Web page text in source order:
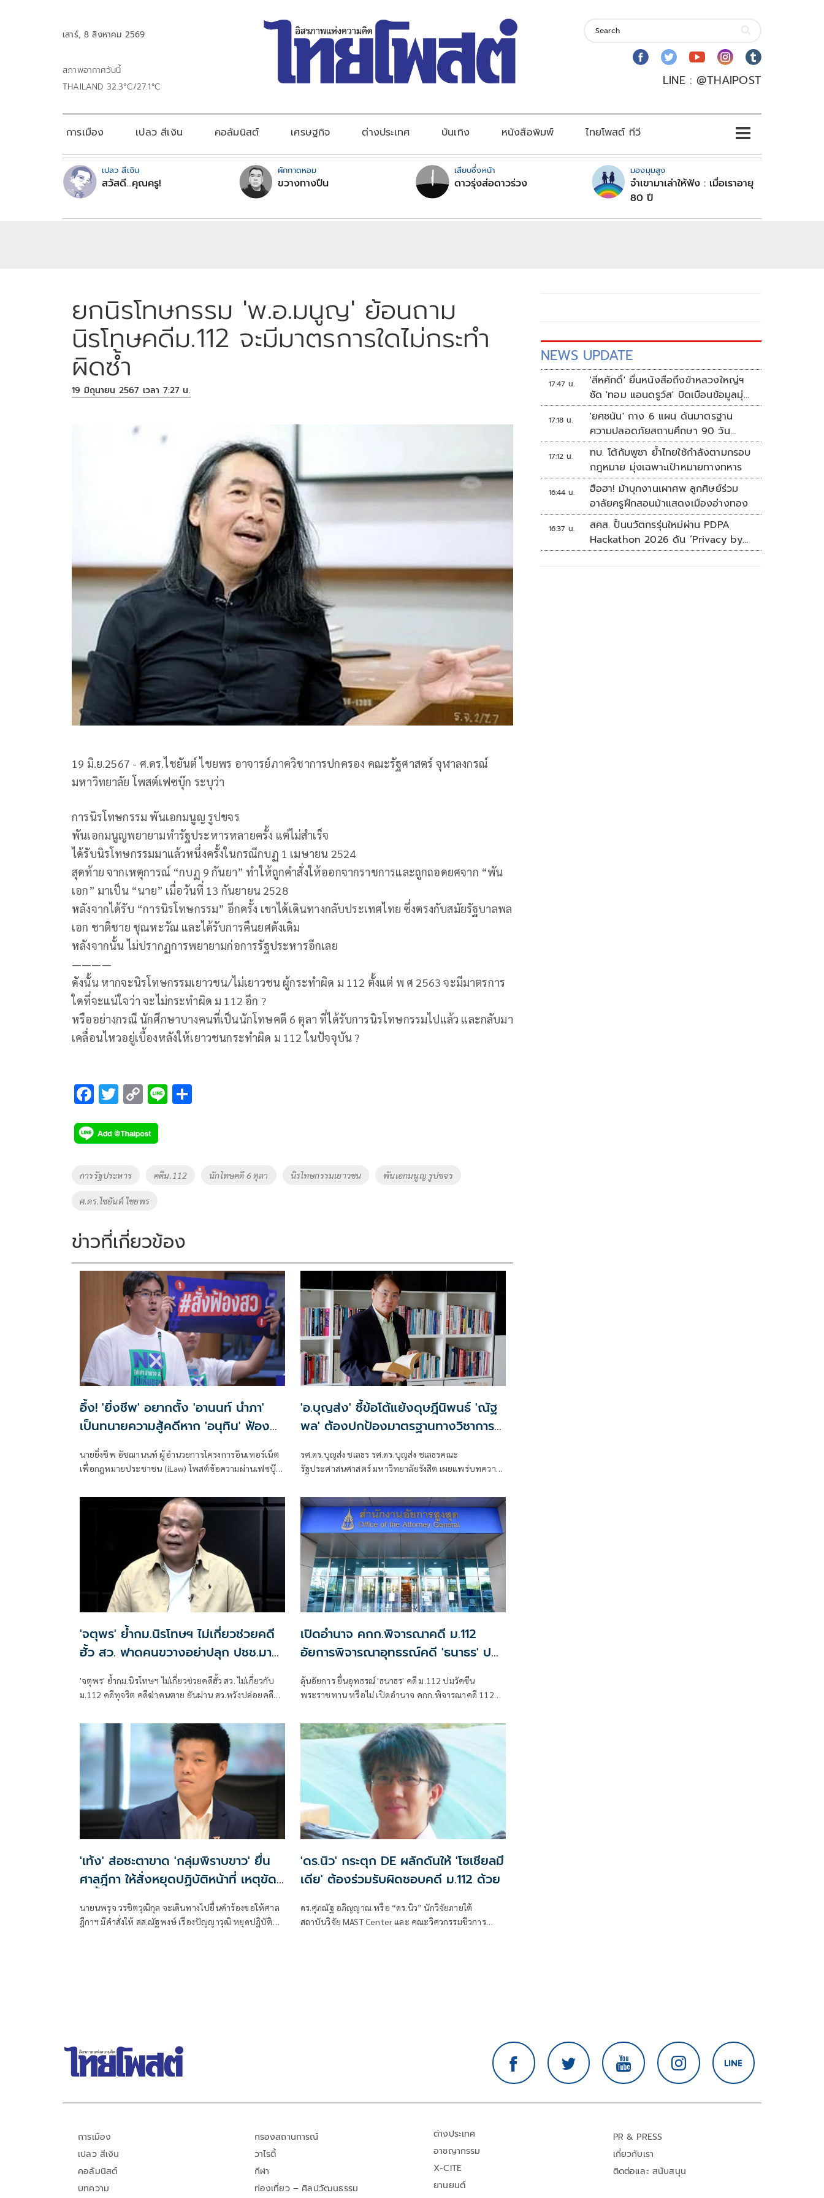
เสาร์, 8 สิงหาคม 2569
สภาพอากาศวันนี้
THAILAND 32.3°C/27.1°C
LINE : @THAIPOST
การเมือง เปลว สีเงิน คอลัมนิสต์ เศรษฐกิจ ต่างประเทศ บันเทิง หนังสือพิมพ์ ไทยโพสต์ ทีวี
เปลว สีเงิน
สวัสดี...คุณครู!
ผักกาดหอม
ขวางทางปืน
เสียบซึ่งหน้า
ดาวรุ่งส่อดาวร่วง
มองมุมสูง
จำเขามาเล่าให้ฟัง : เมื่อเราอายุ
80 ปี
ยกนิรโทษกรรม 'พ.อ.มนูญ' ย้อนถาม
นิรโทษคดีม.112 จะมีมาตรการใดไม่กระทำ
ผิดซ้ำ
19 มิถุนายน 2567 เวลา 7:27 น.
19 มิ.ย.2567 - ศ.ดร.ไชยันต์ ไชยพร อาจารย์ภาควิชาการปกครอง คณะรัฐศาสตร์ จุฬาลงกรณ์
มหาวิทยาลัย โพสต์เฟซบุ๊ก ระบุว่า
การนิรโทษกรรม พันเอกมนูญ รูปขจร
พันเอกมนูญพยายามทำรัฐประหารหลายครั้ง แต่ไม่สำเร็จ
ได้รับนิรโทษกรรมมาแล้วหนึ่งครั้งในกรณีกบฏ 1 เมษายน 2524
สุดท้าย จากเหตุการณ์ “กบฏ 9 กันยา” ทำให้ถูกคำสั่งให้ออกจากราชการและถูกถอดยศจาก “พัน
เอก” มาเป็น “นาย” เมื่อวันที่ 13 กันยายน 2528
หลังจากได้รับ “การนิรโทษกรรม” อีกครั้ง เขาได้เดินทางกลับประเทศไทย ซึ่งตรงกับสมัยรัฐบาลพล
เอก ชาติชาย ชุณหะวัณ และได้รับการคืนยศดังเดิม
หลังจากนั้น ไม่ปรากฏการพยายามก่อการรัฐประหารอีกเลย
————
ดังนั้น หากจะนิรโทษกรรมเยาวชน/ไม่เยาวชน ผู้กระทำผิด ม 112 ตั้งแต่ พ ศ 2563 จะมีมาตรการ
ใดที่จะแน่ใจว่า จะไม่กระทำผิด ม 112 อีก ?
หรืออย่างกรณี นักศึกษาบางคนที่เป็นนักโทษคดี 6 ตุลา ที่ได้รับการนิรโทษกรรมไปแล้ว และกลับมา
เคลื่อนไหวอยู่เบื้องหลังให้เยาวชนกระทำผิด ม 112 ในปัจจุบัน ?
F
e
b
o
o
k
T
tt
er
C
p
y
Li
k
Li
Tags
การรัฐประหาร คดีม.112 นักโทษคดี 6 ตุลา นิรโทษกรรมเยาวชน พันเอกมนูญ รูปขจร
ศ.ดร.ไชยันต์ ไชยพร
ข่าวที่เกี่ยวข้อง
อึ้ง! 'ยิ่งชีพ' อยากตั้ง 'อานนท์ นำภา'
เป็นทนายความสู้คดีหาก 'อนุทิน' ฟ้อง
หมิ่นประมาท
นายยิ่งชีพ อัชฌานนท์ ผู้อำนวยการโครงการอินเทอร์เน็ต
เพื่อกฎหมายประชาชน (iLaw) โพสต์ข้อความผ่านเฟซบุ๊ก
'อ.บุญส่ง' ชี้ข้อโต้แย้งดุษฎีนิพนธ์ 'ณัฐ
พล' ต้องปกป้องมาตรฐานทางวิชาการ
รศ.ดร.บุญส่ง ชเลธร รศ.ดร.บุญส่ง ชเลธรคณะ
รัฐประศาสนศาสตร์ มหาวิทยาลัยรังสิต เผยแพร่บทความ
บุคคล มีเนื้อหาดังนี้
'จตุพร' ย้ำกม.นิรโทษฯ ไม่เกี่ยวช่วยคดี
ฮั้ว สว. ฟาดคนขวางอย่าปลุก ปชช.มา
เป็นเหยื่ออีกเลย
'จตุพร' ย้ำกม.นิรโทษฯ ไม่เกี่ยวช่วยคดีฮั้ว สว. ไม่เกี่ยวกับ
ม.112 คดีทุจริต คดีฆ่าคนตาย ยันผ่าน สว.หวังปล่อยคดี
เหยื่ออีกเลย
เปิดอำนาจ คกก.พิจารณาคดี ม.112
อัยการพิจารณาอุทธรณ์คดี 'ธนาธร' ปม
วัคซีนพระราชทาน
ลุ้นอัยการ ยื่นอุทธรณ์ 'ธนาธร' คดี ม.112 ปมวัคซีน
พระราชทาน หรือไม่ เปิดอำนาจ คกก.พิจารณาคดี 112
'เท้ง' ส่อชะตาขาด 'กลุ่มพิราบขาว' ยื่น
ศาลฎีกา ให้สั่งหยุดปฏิบัติหน้าที่ เหตุขัด
นายนพรุจ วรชิตวุฒิกุล จะเดินทางไปยื่นคำร้องขอให้ศาล
ฎีกาฯ มีคำสั่งให้ สส.ณัฐพงษ์ เรืองปัญญาวุฒิ หยุดปฎิบัติ
'ดร.นิว' กระตุก DE ผลักดันให้ 'โซเชียลมี
เดีย' ต้องร่วมรับผิดชอบคดี ม.112 ด้วย
ดร.ศุภณัฐ อภิญญาณ หรือ “ดร.นิว” นักวิจัยภายใต้
สถาบันวิจัย MAST Center และ คณะวิศวกรรมชีวการ
NEWS UPDATE
17:47 น.
'สีหศักดิ์' ยื่นหนังสือถึงข้าหลวงใหญ่ฯ
ซัด 'ทอม แอนดรูว์ส' บิดเบือนข้อมูลมุ่ง
แสวงหาผลประโยชน์ทางการเมือง
17:18 น.
'ยศชนัน' กาง 6 แผน ดันมาตรฐาน
ความปลอดภัยสถานศึกษา 90 วัน
ป้องกันก่อเหตุรุนแรง
17:12 น.
ทบ. โต้กัมพูชา ย้ำไทยใช้กำลังตามกรอบ
กฎหมาย มุ่งเฉพาะเป้าหมายทางทหาร
16:44 น.
ฮือฮา! ม้าบุกงานเผาศพ ลูกศิษย์ร่วม
อาลัยครูฝึกสอนม้าแสดงเมืองอ่างทอง
16:37 น.
สคส. ปั้นนวัตกรรุ่นใหม่ผ่าน PDPA
Hackathon 2026 ดัน ‘Privacy by
Design for all’ สู่โซลูชันคุ้มครอง
การเมือง
เปลว สีเงิน
คอลัมนิสต์
บทความ
กรองสถานการณ์
วาไรตี้
กีฬา
ท่องเที่ยว – ศิลปวัฒนธรรม
ต่างประเทศ
อาชญากรรม
X-CITE
ยานยนต์
PR & PRESS
เกี่ยวกับเรา
ติดต่อและ สนับสนุน